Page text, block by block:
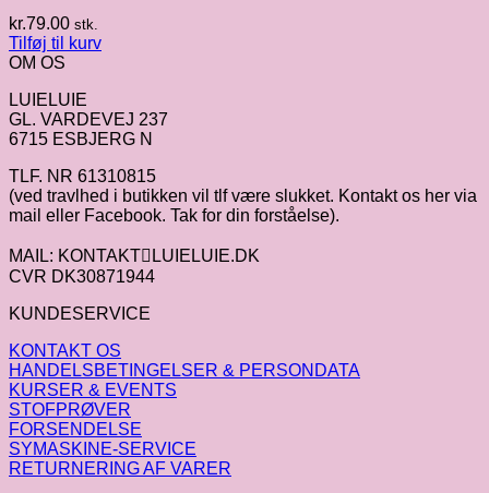
kr.79.00 stk.
Tilføj til kurv
OM OS
LUIELUIE
GL. VARDEVEJ 237
6715 ESBJERG N
TLF. NR 61310815
(ved travlhed i butikken vil tlf være slukket. Kontakt os her via
mail eller Facebook. Tak for din forståelse).
MAIL: KONTAKTLUIELUIE.DK
CVR DK30871944
KUNDESERVICE
KONTAKT OS
HANDELSBETINGELSER & PERSONDATA
KURSER & EVENTS
STOFPRØVER
FORSENDELSE
SYMASKINE-SERVICE
RETURNERING AF VARER